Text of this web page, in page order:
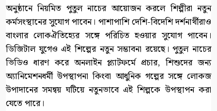
অনুষ্ঠানে নিয়মিত পুতুল নাচের আয়োজন করলে শিল্পীরা নতুন
কর্মসংস্থানের সুযোগ পাবেন। পাশাপাশি দেশি-বিদেশি দর্শনার্থীরাও
বাংলার লোকঐতিহ্যের সঙ্গে পরিচিত হওয়ার সুযোগ পাবেন।
ডিজিটাল যুগেও এই শিল্পের নতুন সম্ভাবনা রয়েছে। পুতুল নাচের
ভিডিও ধারণ করে অনলাইন প্ল্যাটফর্মে প্রচার, শিশুদের জন্য
অ্যানিমেশনধর্মী উপস্থাপনা কিংবা আধুনিক গল্পের সঙ্গে লোকজ
উপাদানের সমন্বয় ঘটিয়ে নতুনভাবে এই শিল্পকে উপস্থাপন করা
যেতে পারে।